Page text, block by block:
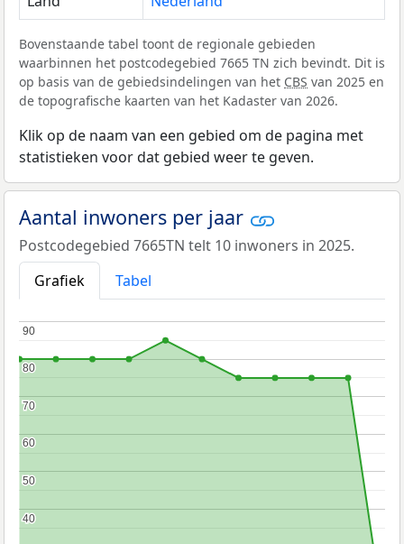
Bovenstaande tabel toont de regionale gebieden
waarbinnen het postcodegebied 7665 TN zich bevindt. Dit is
op basis van de gebiedsindelingen van het CBS van 2025 en
de topografische kaarten van het Kadaster van 2026.
Klik op de naam van een gebied om de pagina met
statistieken voor dat gebied weer te geven.
Aantal inwoners per jaar
Postcodegebied 7665TN telt 10 inwoners in 2025.
Grafiek
Tabel
40
40
50
50
60
60
70
70
80
80
90
90